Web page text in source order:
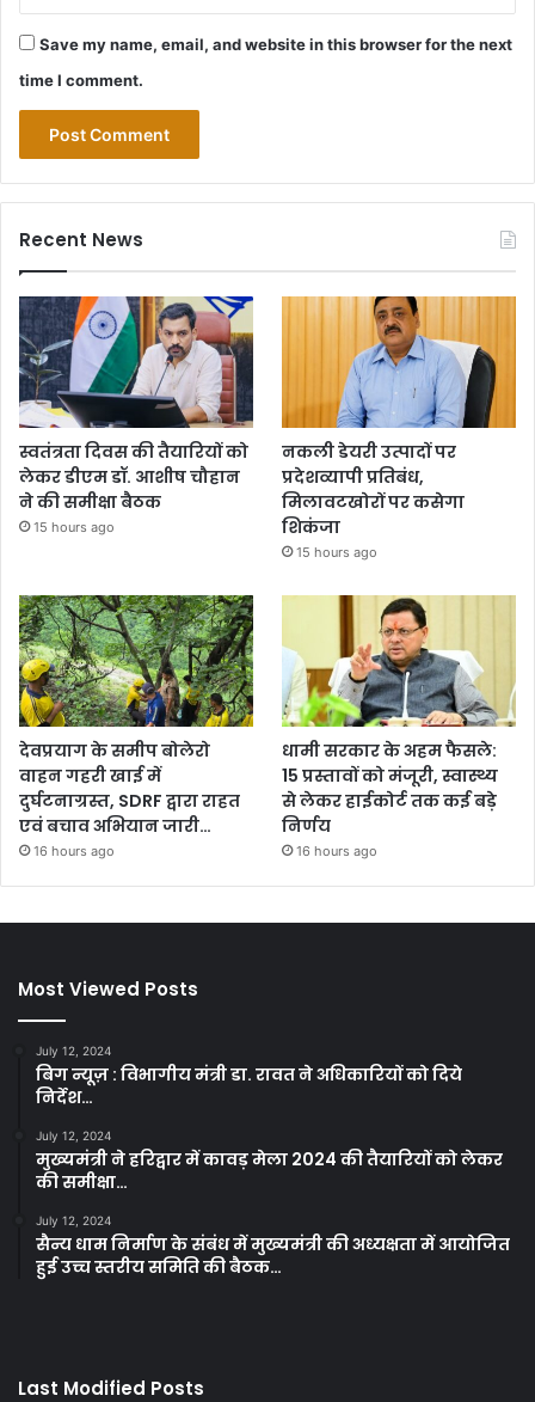
Save my name, email, and website in this browser for the next
time I comment.
Recent News
स्वतंत्रता दिवस की तैयारियों को
लेकर डीएम डॉ. आशीष चौहान
ने की समीक्षा बैठक
15 hours ago
नकली डेयरी उत्पादों पर
प्रदेशव्यापी प्रतिबंध,
मिलावटखोरों पर कसेगा
शिकंजा
15 hours ago
देवप्रयाग के समीप बोलेरो
वाहन गहरी खाई में
दुर्घटनाग्रस्त, SDRF द्वारा राहत
एवं बचाव अभियान जारी…
16 hours ago
धामी सरकार के अहम फैसले:
15 प्रस्तावों को मंजूरी, स्वास्थ्य
से लेकर हाईकोर्ट तक कई बड़े
निर्णय
16 hours ago
Most Viewed Posts
July 12, 2024
बिग न्यूज़ : विभागीय मंत्री डा. रावत ने अधिकारियों को दिये
निर्देश…
July 12, 2024
मुख्यमंत्री ने हरिद्वार में कावड़ मेला 2024 की तैयारियों को लेकर
की समीक्षा…
July 12, 2024
सैन्य धाम निर्माण के संबंध में मुख्यमंत्री की अध्यक्षता में आयोजित
हुई उच्च स्तरीय समिति की बैठक…
Last Modified Posts